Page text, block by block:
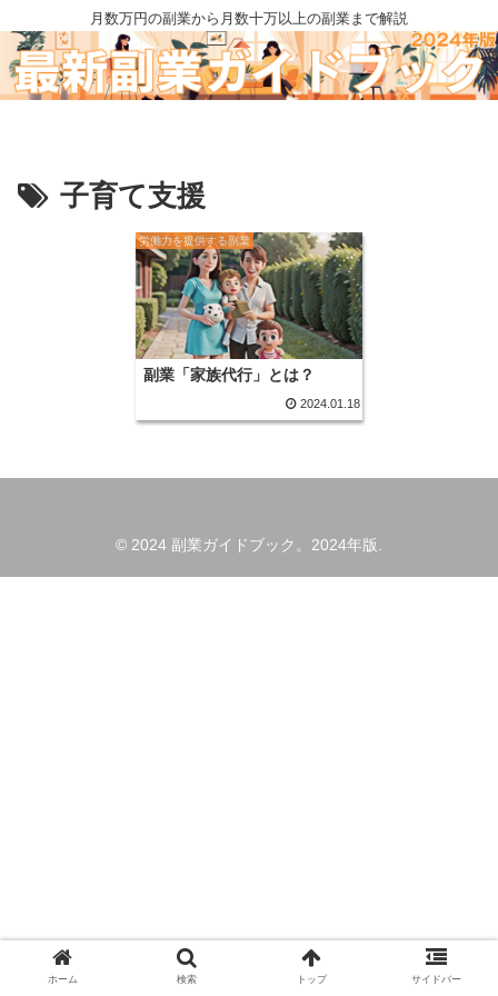
月数万円の副業から月数十万以上の副業まで解説
子育て支援
労働力を提供する副業
副業「家族代行」とは？
2024.01.18
© 2024 副業ガイドブック。2024年版.
ホーム 検索 トップ サイドバー